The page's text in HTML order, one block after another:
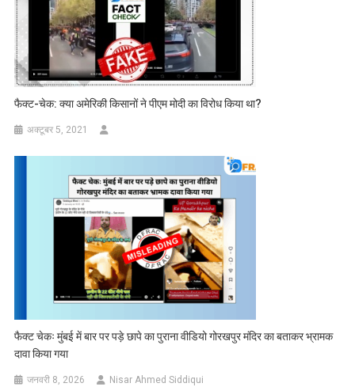
फैक्ट-चेक: क्या अमेरिकी किसानों ने पीएम मोदी का विरोध किया था?
अक्टूबर 5, 2021
फैक्ट चेकः मुंबई में बार पर पड़े छापे का पुराना वीडियो गोरखपुर मंदिर का बताकर भ्रामक
दावा किया गया
जनवरी 8, 2026 Nisar Ahmed Siddiqui